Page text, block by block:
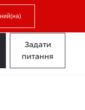
Задати
питання